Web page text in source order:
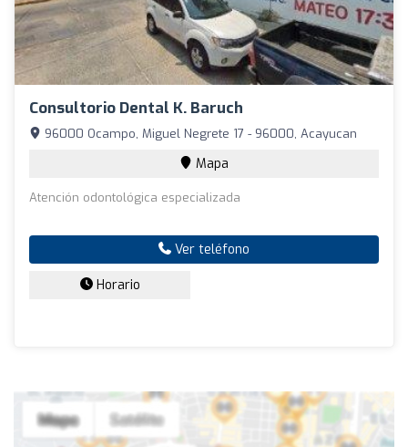
Consultorio Dental K. Baruch
96000 Ocampo, Miguel Negrete 17 - 96000, Acayucan
Mapa
Atención odontológica especializada
Ver teléfono
Horario